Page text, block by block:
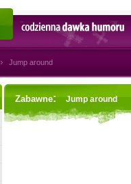
Codzienna dawka humoru
Jump around
Zabawne: Jump around